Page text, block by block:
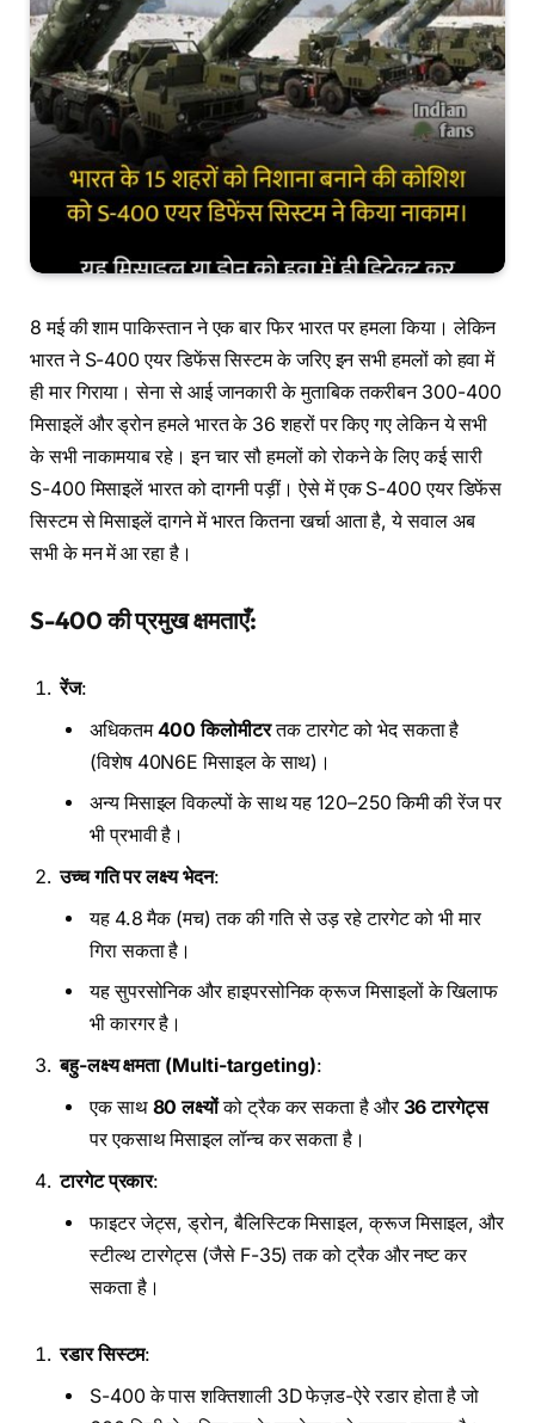
8 मई की शाम पाकिस्तान ने एक बार फिर भारत पर हमला किया। लेकिन
भारत ने S-400 एयर डिफेंस सिस्टम के जरिए इन सभी हमलों को हवा में
ही मार गिराया। सेना से आई जानकारी के मुताबिक तकरीबन 300-400
मिसाइलें और ड्रोन हमले भारत के 36 शहरों पर किए गए लेकिन ये सभी
के सभी नाकामयाब रहे। इन चार सौ हमलों को रोकने के लिए कई सारी
S-400 मिसाइलें भारत को दागनी पड़ीं। ऐसे में एक S-400 एयर डिफेंस
सिस्टम से मिसाइलें दागने में भारत कितना खर्चा आता है, ये सवाल अब
सभी के मन में आ रहा है।
S-400 की प्रमुख क्षमताएँ:
रेंज:
अधिकतम400 किलोमीटरतक टारगेट को भेद सकता है
(विशेष 40N6E मिसाइल के साथ)।
अन्य मिसाइल विकल्पों के साथ यह 120–250 किमी की रेंज पर
भी प्रभावी है।
उच्च गति पर लक्ष्य भेदन:
यह 4.8 मैक (मच) तक की गति से उड़ रहे टारगेट को भी मार
गिरा सकता है।
यह सुपरसोनिक और हाइपरसोनिक क्रूज मिसाइलों के खिलाफ
भी कारगर है।
बहु-लक्ष्य क्षमता (Multi-targeting):
एक साथ 80 लक्ष्योंको ट्रैक कर सकता है और36 टारगेट्स
पर एकसाथ मिसाइल लॉन्च कर सकता है।
टारगेट प्रकार:
फाइटर जेट्स, ड्रोन, बैलिस्टिक मिसाइल, क्रूज मिसाइल, और
स्टील्थ टारगेट्स (जैसे F-35) तक को ट्रैक और नष्ट कर
सकता है।
रडार सिस्टम:
S-400 के पास शक्तिशाली 3D फेज़ड-ऐरे रडार होता है जो